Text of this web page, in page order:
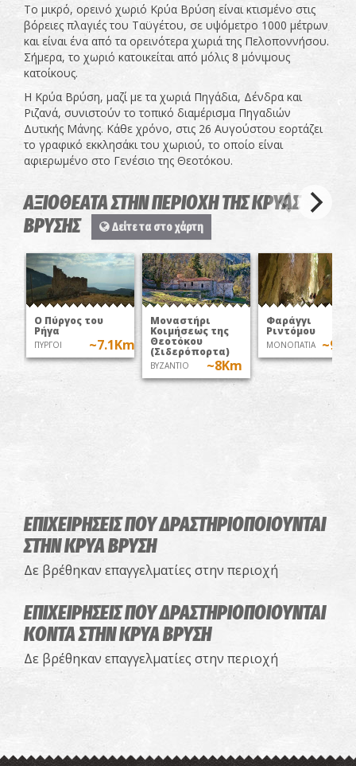
Το μικρό, ορεινό χωριό Κρύα Βρύση είναι κτισμένο στις
βόρειες πλαγιές του Ταϋγέτου, σε υψόμετρο 1000 μέτρων
και είναι ένα από τα ορεινότερα χωριά της Πελοποννήσου.
Σήμερα, το χωριό κατοικείται από μόλις 8 μόνιμους
κατοίκους.
Η Κρύα Βρύση, μαζί με τα χωριά Πηγάδια, Δένδρα και
Ριζανά, συνιστούν το τοπικό διαμέρισμα Πηγαδιών
Δυτικής Μάνης. Κάθε χρόνο, στις 26 Αυγούστου εορτάζει
το γραφικό εκκλησάκι του χωριού, το οποίο είναι
αφιερωμένο στο Γενέσιο της Θεοτόκου.
ΑΞΙΟΘΕΑΤΑ ΣΤΗΝ ΠΕΡΙΟΧΗ ΤΗΣ ΚΡΥΑΣ
ΒΡΥΣΗΣ
Δείτε τα στο χάρτη
O Πύργος του
Ρήγα
ΠΥΡΓΟΙ ~7.1Km
Μοναστήρι
Κοιμήσεως της
Θεοτόκου
(Σιδερόπορτα)
ΒΥΖΑΝΤΙΟ ~8Km
Φαράγγι
Ριντόμου
ΜΟΝΟΠΑΤΙΑ
ΕΠΙΧΕΙΡΗΣΕΙΣ ΠΟΥ ΔΡΑΣΤΗΡΙΟΠΟΙΟΥΝΤΑΙ
ΣΤΗΝ ΚΡΥΑ ΒΡΥΣΗ
Δε βρέθηκαν επαγγελματίες στην περιοχή
ΕΠΙΧΕΙΡΗΣΕΙΣ ΠΟΥ ΔΡΑΣΤΗΡΙΟΠΟΙΟΥΝΤΑΙ
ΚΟΝΤΑ ΣΤΗΝ ΚΡΥΑ ΒΡΥΣΗ
Δε βρέθηκαν επαγγελματίες στην περιοχή